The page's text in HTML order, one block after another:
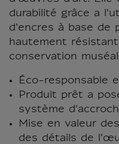
durabilité grâce a
d'encres à base de
hautement
conservation
Éco-responsable
Produit prêt a
système
Mise en valeur
des détails de